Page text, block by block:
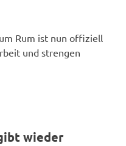
Rum ist nun offiziell
und strengen
wieder